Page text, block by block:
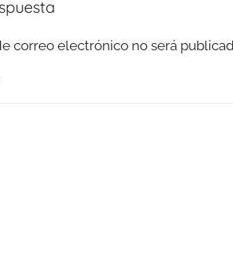
correo electrónico no será